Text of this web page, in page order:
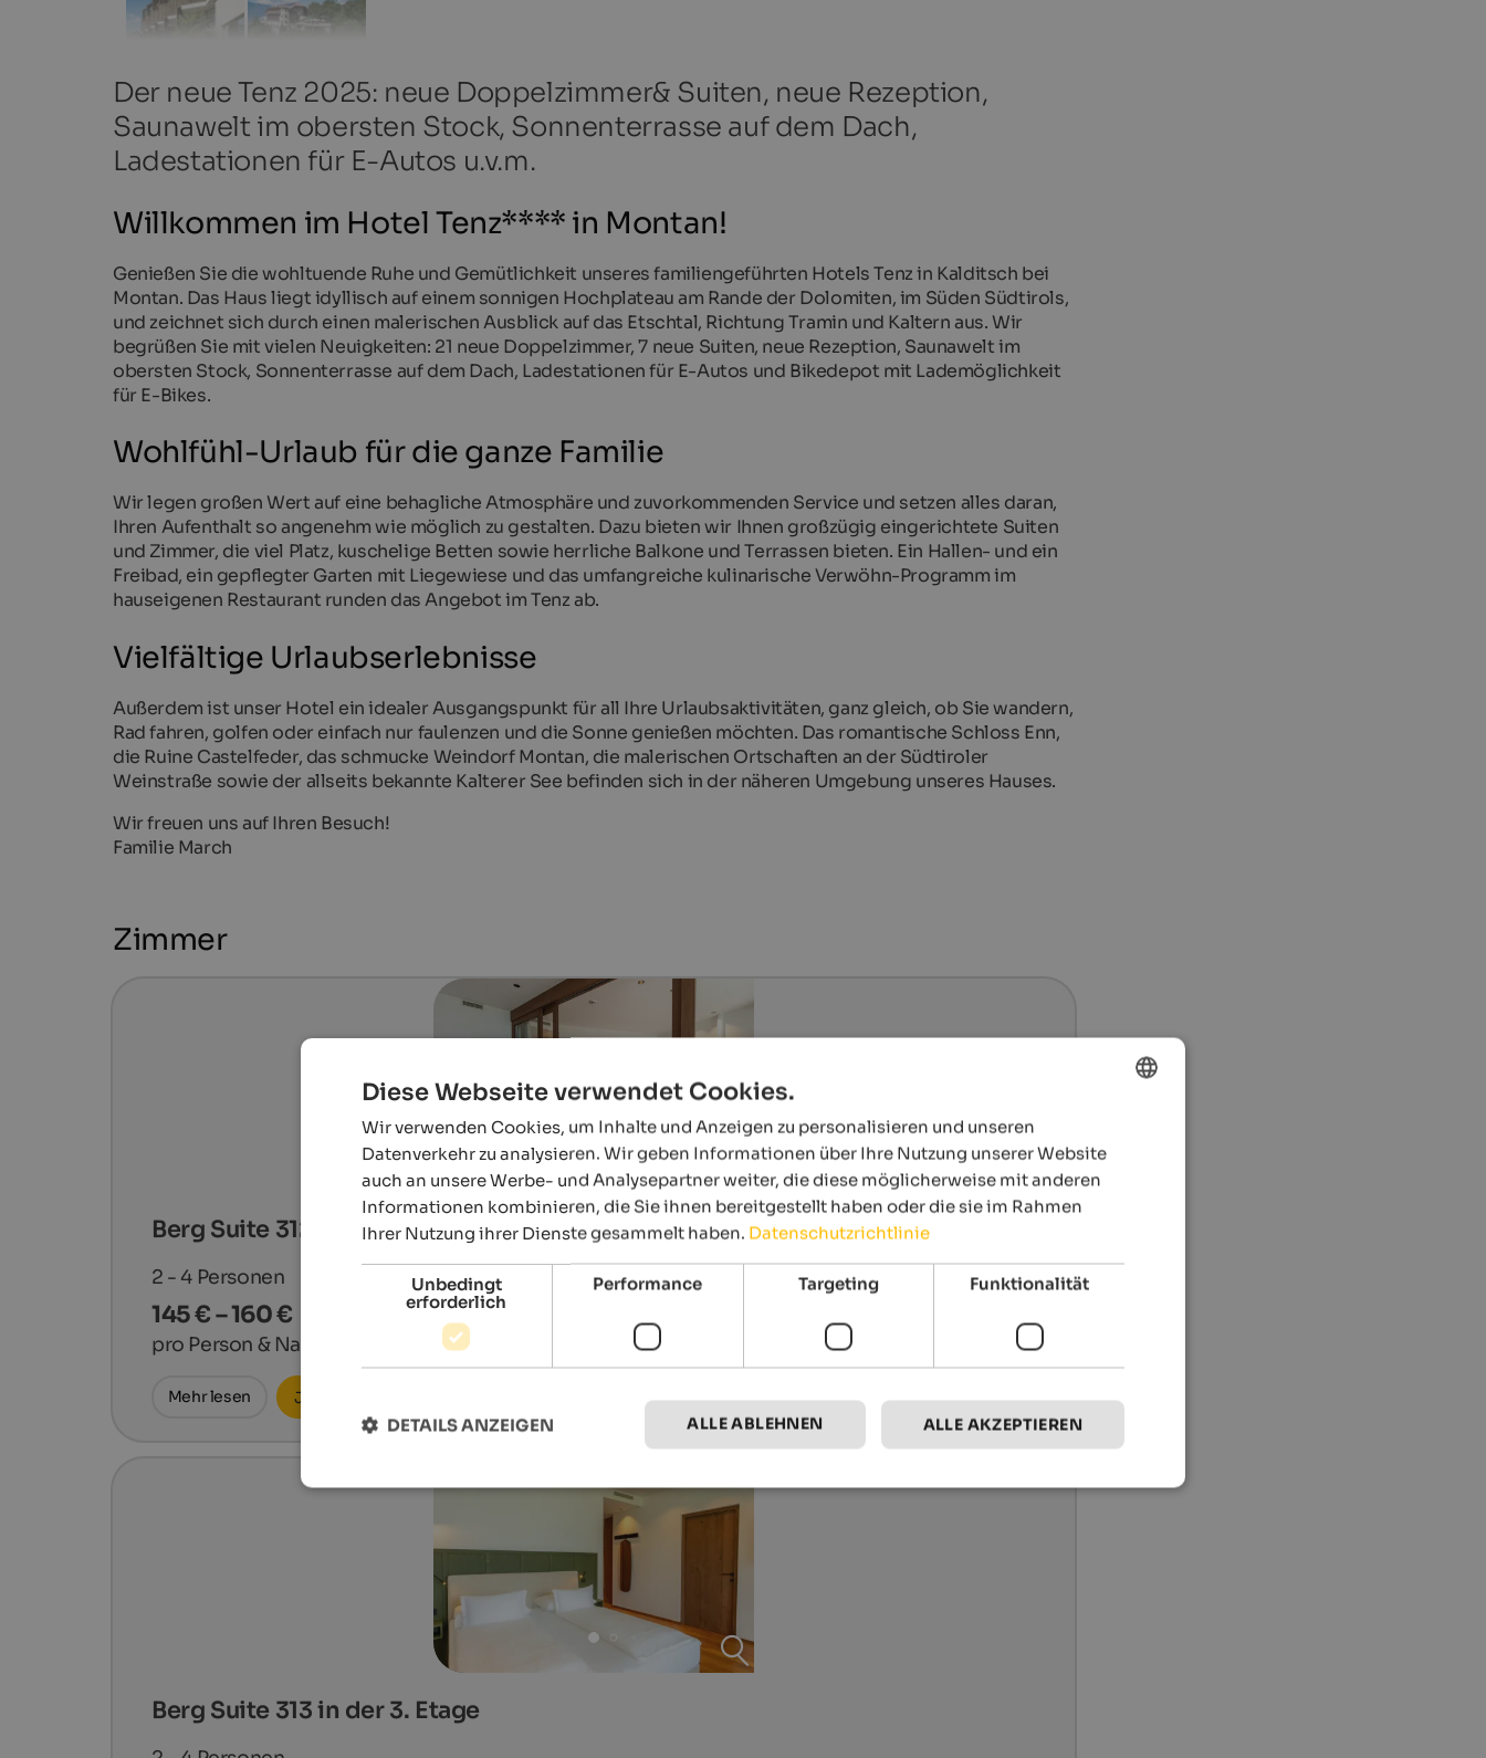
Der neue Tenz 2025: neue Doppelzimmer& Suiten, neue Rezeption,
Saunawelt im obersten Stock, Sonnenterrasse auf dem Dach,
Ladestationen für E-Autos u.v.m.
Willkommen im Hotel Tenz**** in Montan!
Genießen Sie die wohltuende Ruhe und Gemütlichkeit unseres familiengeführten Hotels Tenz in Kalditsch bei
Montan. Das Haus liegt idyllisch auf einem sonnigen Hochplateau am Rande der Dolomiten, im Süden Südtirols,
und zeichnet sich durch einen malerischen Ausblick auf das Etschtal, Richtung Tramin und Kaltern aus. Wir
begrüßen Sie mit vielen Neuigkeiten: 21 neue Doppelzimmer, 7 neue Suiten, neue Rezeption, Saunawelt im
obersten Stock, Sonnenterrasse auf dem Dach, Ladestationen für E-Autos und Bikedepot mit Lademöglichkeit
für E-Bikes.
Wohlfühl-Urlaub für die ganze Familie
Wir legen großen Wert auf eine behagliche Atmosphäre und zuvorkommenden Service und setzen alles daran,
Ihren Aufenthalt so angenehm wie möglich zu gestalten. Dazu bieten wir Ihnen großzügig eingerichtete Suiten
und Zimmer, die viel Platz, kuschelige Betten sowie herrliche Balkone und Terrassen bieten. Ein Hallen- und ein
Freibad, ein gepflegter Garten mit Liegewiese und das umfangreiche kulinarische Verwöhn-Programm im
hauseigenen Restaurant runden das Angebot im Tenz ab.
Vielfältige Urlaubserlebnisse
Außerdem ist unser Hotel ein idealer Ausgangspunkt für all Ihre Urlaubsaktivitäten, ganz gleich, ob Sie wandern,
Rad fahren, golfen oder einfach nur faulenzen und die Sonne genießen möchten. Das romantische Schloss Enn,
die Ruine Castelfeder, das schmucke Weindorf Montan, die malerischen Ortschaften an der Südtiroler
Weinstraße sowie der allseits bekannte Kalterer See befinden sich in der näheren Umgebung unseres Hauses.
Wir freuen uns auf Ihren Besuch!
Familie March
Zimmer
Berg Suite 312 in der 3. Etage
2 - 4 Personen
145 € – 160 €
pro Person & Nacht
Mehr lesen Jetzt anfragen
Berg Suite 313 in der 3. Etage
GERMAN
Diese Webseite verwendet Cookies.
Wir verwenden Cookies, um Inhalte und Anzeigen zu personalisieren und unseren
Datenverkehr zu analysieren. Wir geben Informationen über Ihre Nutzung unserer Website
auch an unsere Werbe- und Analysepartner weiter, die diese möglicherweise mit anderen
Informationen kombinieren, die Sie ihnen bereitgestellt haben oder die sie im Rahmen
Ihrer Nutzung ihrer Dienste gesammelt haben. Datenschutzrichtlinie
Unbedingt
erforderlich
Performance Targeting Funktionalität
ALLE AKZEPTIEREN
ALLE ABLEHNEN
DETAILS ANZEIGEN